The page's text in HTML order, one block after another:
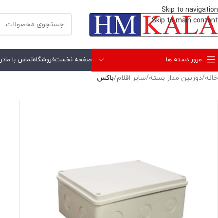
Skip to navigation
Skip to main content
مرور دسته ها صفحه نخستفروشگاهتماس با ما
خانه/دوربين مدار بسته/ساير اقلام/باكس